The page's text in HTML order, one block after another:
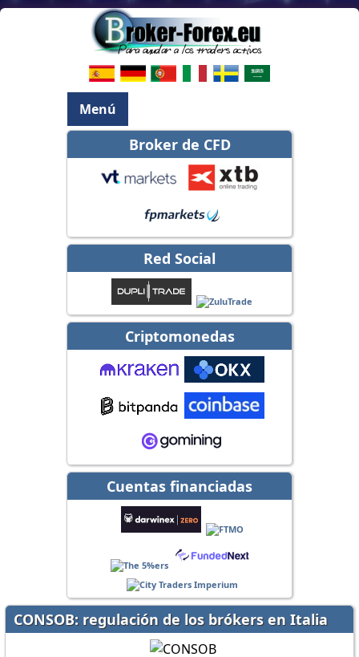
Menú
Broker de CFD
Red Social
Criptomonedas
Cuentas financiadas
CONSOB: regulación de los brókers en Italia